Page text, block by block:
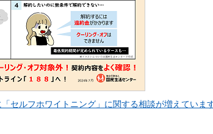
セルフホワイトニング」に関する相談が増えていま